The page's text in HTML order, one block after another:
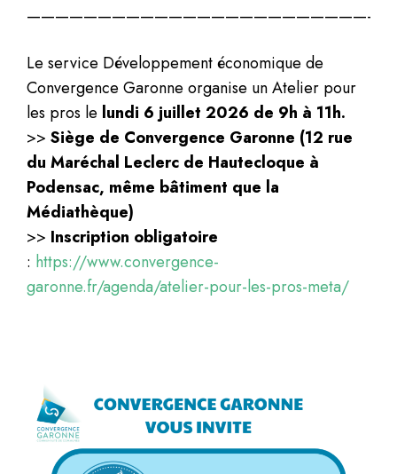
Le service Développement économique de
Convergence Garonne organise un Atelier pour
les pros le lundi 6 juillet 2026 de 9h à 11h.
>> Siège de Convergence Garonne (12 rue
du Maréchal Leclerc de Hautecloque à
Podensac, même bâtiment que la
Médiathèque)
>> Inscription obligatoire
: https://www.convergence-
garonne.fr/agenda/atelier-pour-les-pros-meta/